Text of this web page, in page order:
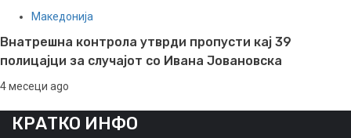
Македонија
Внатрешна контрола утврди пропусти кај 39
полицајци за случајот со Ивана Јовановска
4 месеци ago
КРАТКО ИНФО